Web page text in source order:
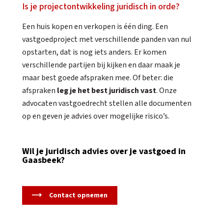
Is je projectontwikkeling juridisch in orde?
Een huis kopen en verkopen is één ding. Een
vastgoedproject met verschillende panden van nul
opstarten, dat is nog iets anders. Er komen
verschillende partijen bij kijken en daar maak je
maar best goede afspraken mee. Of beter: die
afspraken leg je het best juridisch vast. Onze
advocaten vastgoedrecht stellen alle documenten
op en geven je advies over mogelijke risico’s.
Wil je juridisch advies over je vastgoed in
Gaasbeek?
Contact opnemen